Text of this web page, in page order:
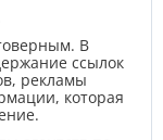
В
ссылок
рекламы
которая